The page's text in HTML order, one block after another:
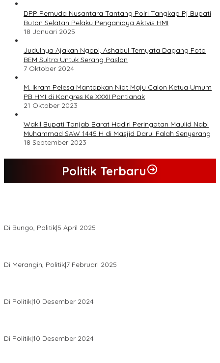
DPP Pemuda Nusantara Tantang Polri Tangkap Pj Bupati
Buton Selatan Pelaku Penganiaya Aktvis HMI
18 Januari 2025
Judulnya Ajakan Ngopi, Ashabul Ternyata Dagang Foto
BEM Sultra Untuk Serang Paslon
7 Oktober 2024
M. Ikram Pelesa Mantapkan Niat Maju Calon Ketua Umum
PB HMI di Kongres Ke XXXII Pontianak
21 Oktober 2023
Wakil Bupati Tanjab Barat Hadiri Peringatan Maulid Nabi
Muhammad SAW 1445 H di Masjid Darul Falah Senyerang
18 September 2023
Politik Terbaru
Di Bungo, Politik|5 April 2025
Di Merangin, Politik|7 Februari 2025
Di Politik|10 Desember 2024
Di Politik|10 Desember 2024